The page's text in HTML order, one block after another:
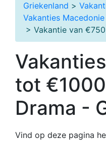
Griekenland >
Vakanties Macedonie
> Vakantie van
tot
Drama -
Vind op deze pagina